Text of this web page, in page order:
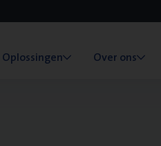
Oplossingen Over ons